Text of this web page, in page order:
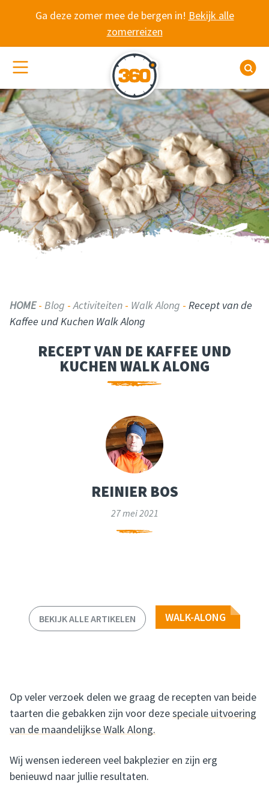
Ga deze zomer mee de bergen in! Bekijk alle
zomerreizen
(De)activeer site navigatie
RECEPT VAN DE
HOME- Blog -Activiteiten - Walk Along - Recept van de
Kaffee und Kuchen Walk Along
RECEPT VAN DE KAFFEE UND
KUCHEN WALK ALONG
REINIER BOS
27 mei 2021
BEKIJK ALLE ARTIKELEN WALK-ALONG
Op veler verzoek delen we graag de recepten van beide
taarten die gebakken zijn voor dezespeciale uitvoering
van de maandelijkse Walk Along.
Wij wensen iedereen veel bakplezier en zijn erg
benieuwd naar jullie resultaten.